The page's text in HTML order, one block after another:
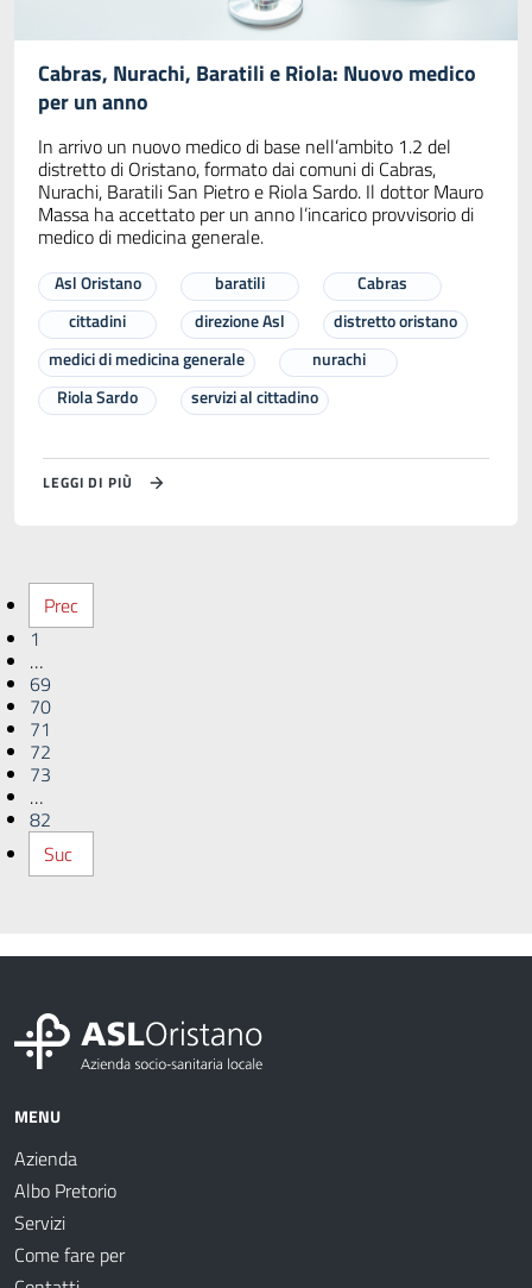
Cabras, Nurachi, Baratili e Riola: Nuovo medico
per un anno
In arrivo un nuovo medico di base nell’ambito 1.2 del
distretto di Oristano, formato dai comuni di Cabras,
Nurachi, Baratili San Pietro e Riola Sardo. Il dottor Mauro
Massa ha accettato per un anno l’incarico provvisorio di
medico di medicina generale.
Asl Oristano baratili
Cabras
cittadini
direzione Asl
distretto oristano
medici di medicina generale
nurachi
Riola Sardo
servizi al cittadino
LEGGI DI PIÙ
Prec
1
…
69
70
71
72
73
…
82
Suc
MENU
Azienda
Albo Pretorio
Servizi
Come fare per